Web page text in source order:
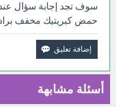
سوف تجد إجابة سؤال
حمض كبريتيك مخفف برادة
أسئلة مشابهة